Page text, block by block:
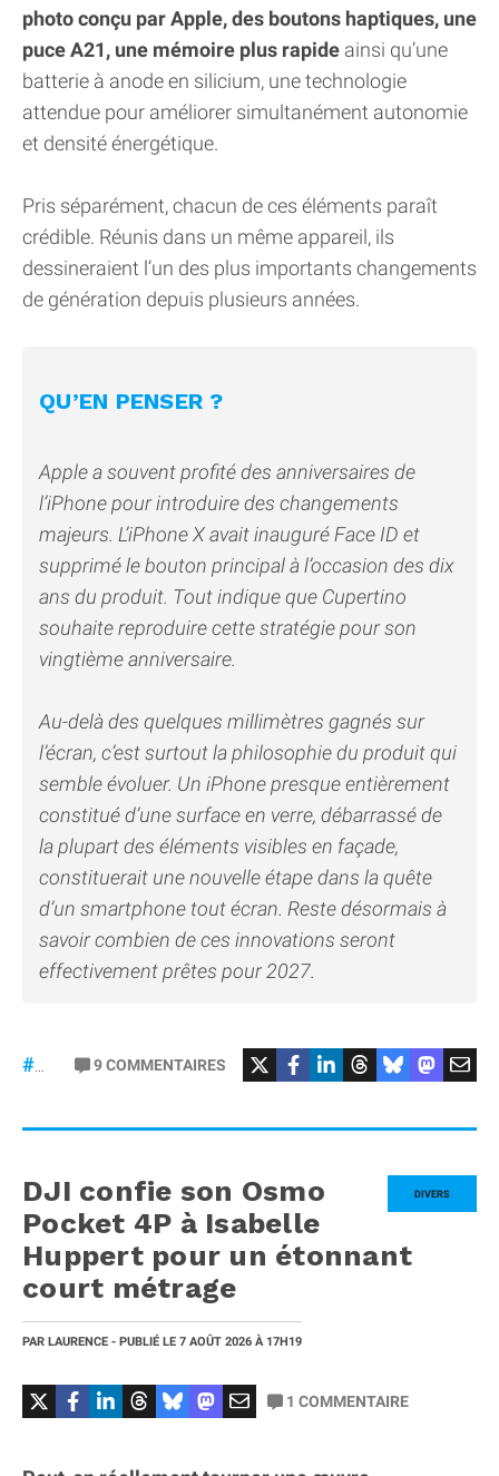
photo conçu par Apple, des boutons haptiques, une
puce A21, une mémoire plus rapide ainsi qu’une
batterie à anode en silicium, une technologie
attendue pour améliorer simultanément autonomie
et densité énergétique.
Pris séparément, chacun de ces éléments paraît
crédible. Réunis dans un même appareil, ils
dessineraient l’un des plus importants changements
de génération depuis plusieurs années.
QU’EN PENSER ?
Apple a souvent profité des anniversaires de
l’iPhone pour introduire des changements
majeurs. L’iPhone X avait inauguré Face ID et
supprimé le bouton principal à l’occasion des dix
ans du produit. Tout indique que Cupertino
souhaite reproduire cette stratégie pour son
vingtième anniversaire.
Au-delà des quelques millimètres gagnés sur
l’écran, c’est surtout la philosophie du produit qui
semble évoluer. Un iPhone presque entièrement
constitué d’une surface en verre, débarrassé de
la plupart des éléments visibles en façade,
constituerait une nouvelle étape dans la quête
d’un smartphone tout écran. Reste désormais à
savoir combien de ces innovations seront
effectivement prêtes pour 2027.
9COMMENTAIRES
DIVERS
DJI confie son Osmo
Pocket 4P à Isabelle
Huppert pour un étonnant
court métrage
PAR LAURENCE - PUBLIÉ LE 7 AOÛT 2026 À 17H19
1 COMMENTAIRE